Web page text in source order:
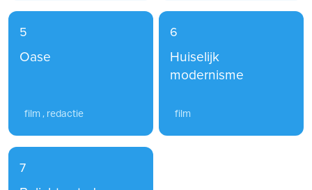
5
Oase
film , redactie
6
Huiselijk
modernisme
film
7